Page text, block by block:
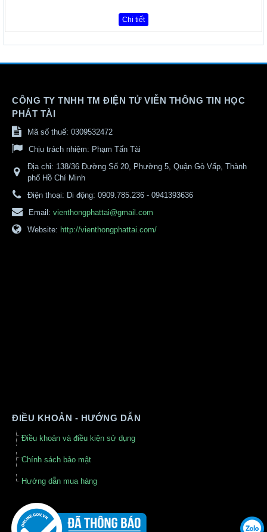
Chi tiết
CÔNG TY TNHH TM ĐIỆN TỬ VIỄN THÔNG TIN HỌC
PHÁT TÀI
Mã số thuế: 0309532472
Chịu trách nhiệm: Phạm Tấn Tài
Địa chỉ: 138/36 Đường Số 20, Phường 5, Quận Gò Vấp, Thành
phố Hồ Chí Minh
Điện thoại: Di động: 0909.785.236 - 0941393636
Email: vienthongphattai@gmail.com
Website: http://vienthongphattai.com/
ĐIỀU KHOẢN - HƯỚNG DẪN
Điều khoản và điều kiện sử dụng
Chính sách bảo mật
Hướng dẫn mua hàng